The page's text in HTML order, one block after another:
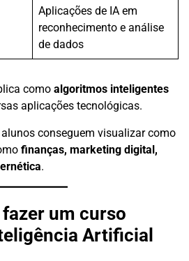
Aplicações de IA em
reconhecimento e análise
de dados
como algoritmos inteligentes
aplicações tecnológicas.
conseguem visualizar como
finanças, marketing digital,
.
um curso
Artificial